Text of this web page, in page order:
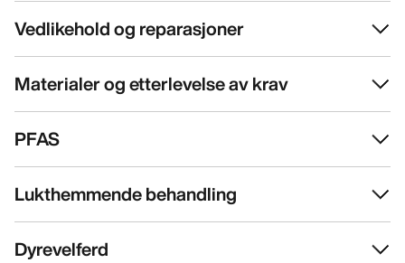
Vedlikehold og reparasjoner
Materialer og etterlevelse av krav
PFAS
Lukthemmende behandling
Dyrevelferd